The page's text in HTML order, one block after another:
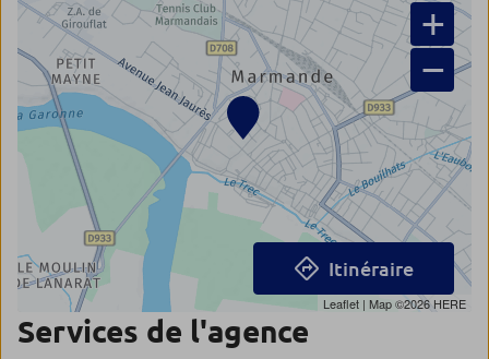
+
−
Leaflet | Map ©2026 HERE
Itinéraire
Services de l'agence